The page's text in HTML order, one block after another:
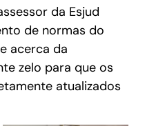
da Esjud
de normas do
acerca da
zelo para que os
atualizados